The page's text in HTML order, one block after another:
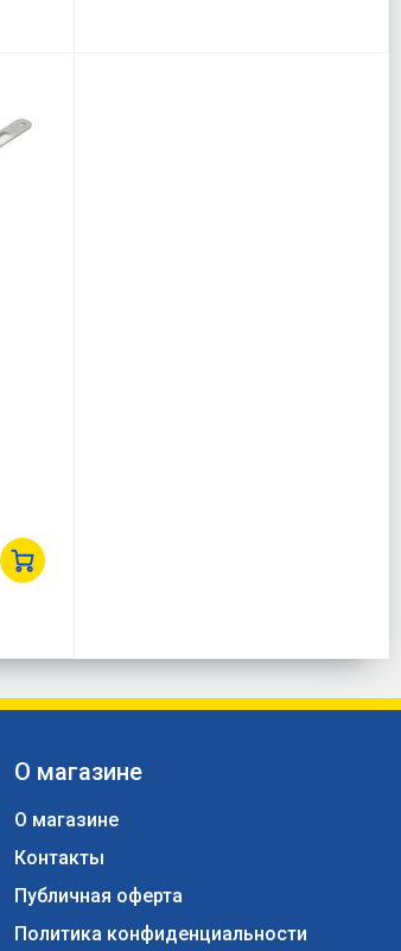
О магазине
О магазине
Контакты
Публичная оферта
Политика конфиденциальности